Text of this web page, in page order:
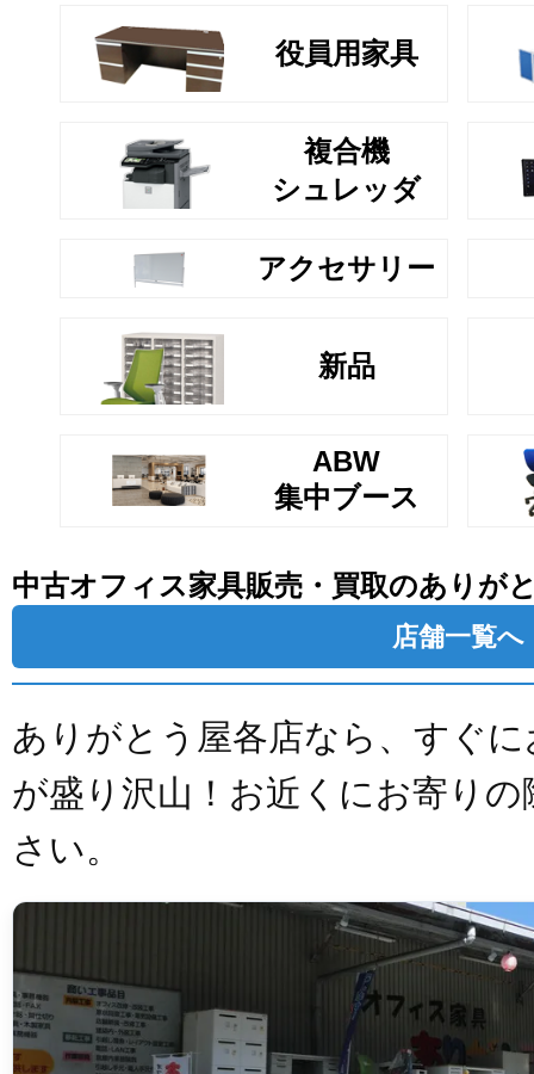
役員用家具
複合機
シュレッダ
アクセサリー
新品
ABW
集中ブース
中古オフィス家具販売・買取のありが
店舗一覧へ
ありがとう屋各店なら、すぐ
が盛り沢山！お近くにお寄り
さい。